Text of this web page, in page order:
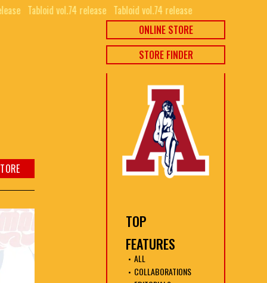
Tabloid vol.74 release⠀ Tabloid vol.74 release⠀
ONLINE STORE
STORE FINDER
TOP
FEATURES
ALL
COLLABORATIONS